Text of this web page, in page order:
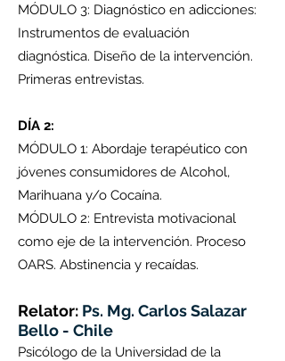
MÓDULO 3: Diagnóstico en adicciones:
Instrumentos de evaluación
diagnóstica. Diseño de la intervención.
Primeras entrevistas.
DÍA 2:
MÓDULO 1: Abordaje terapéutico con
jóvenes consumidores de Alcohol,
Marihuana y/o Cocaína.
MÓDULO 2: Entrevista motivacional
como eje de la intervención. Proceso
OARS. Abstinencia y recaídas.
Relator: Ps. Mg. Carlos Salazar
Bello - Chile
Psicólogo de la Universidad de la